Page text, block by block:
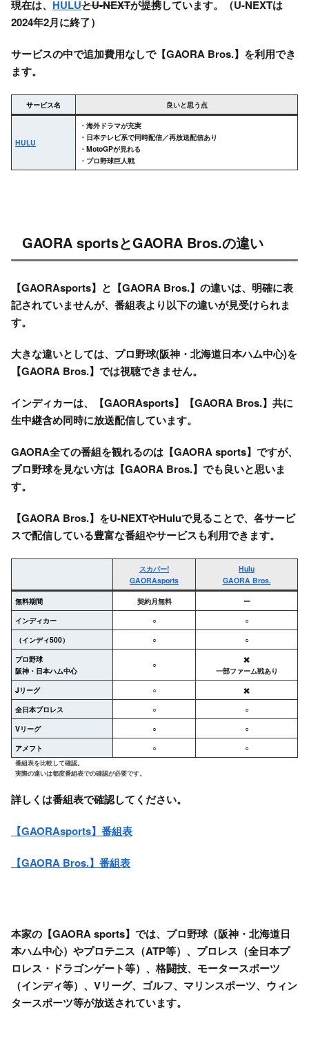
現在は、 HULUとU-NEXTが提携しています。（U-NEXTは
2024年2月に終了）
サービスの中で追加費用なしで【GAORA Bros.】を利用でき
ます。
サービス名 良いと思う点
HULU
・海外ドラマが充実
・日本テレビ系で同時配信／再放送配信あり
・MotoGPが見れる
・プロ野球巨人戦
GAORA sportsとGAORA Bros.の違い
【GAORAsports】と【GAORA Bros.】の違いは、明確に表
記されていませんが、番組表より以下の違いが見受けられま
す。
大きな違いとしては、プロ野球(阪神・北海道日本ハム中心)を
【GAORA Bros.】では視聴できません。
インディカーは、【GAORAsports】【GAORA Bros.】共に
生中継含め同時に放送配信しています。
GAORA全ての番組を観れるのは【GAORA sports】ですが、
プロ野球を見ない方は【GAORA Bros.】でも良いと思いま
す。
【GAORA Bros.】をU-NEXTやHuluで見ることで、各サービ
スで配信している豊富な番組やサービスも利用できます。
スカパー!
GAORAsports
Hulu
GAORA Bros.
無料期間
契約月無料
ー
インディカー
○
○
（インディ500）
○
○
プロ野球
阪神・日本ハム中心
○
✖️
一部ファーム戦あり
Jリーグ
○
✖️
全日本プロレス
○
○
Vリーグ
○
○
アメフト
○ ○
番組表を比較して確認。
実際の違いは都度番組表での確認が必要です。
詳しくは番組表で確認してください。
【GAORAsports】番組表
【GAORA Bros.】番組表
本家の【GAORA sports】では、プロ野球（阪神・北海道日
本ハム中心）やプロテニス（ATP等）、プロレス（全日本プ
ロレス・ドラゴンゲート等）、格闘技、モータースポーツ
（インディ等）、Vリーグ、ゴルフ、マリンスポーツ、ウィン
タースポーツ等が放送されています。